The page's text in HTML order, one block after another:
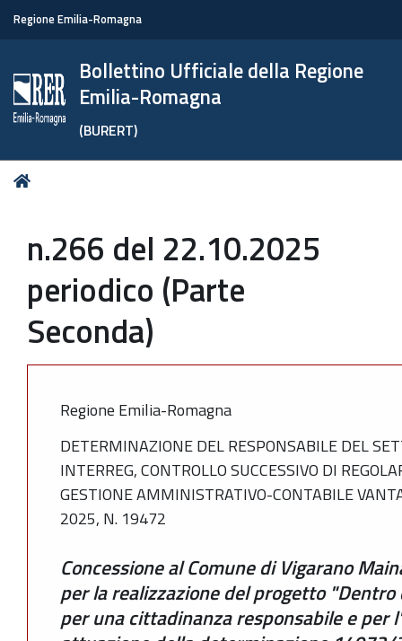
Regione Emilia-Romagna
Bollettino Ufficiale della Regione
Emilia-Romagna
(BURERT)
Tu
n.266 del 22.10.2025
periodico (Parte
Seconda)
Regione Emilia-Romagna
DETERMINAZIONE DEL RESPONSABILE DEL
INTERREG, CONTROLLO SUCCESSIVO DI
GESTIONE AMMINISTRATIVO-CONTABILE
2025, N. 19472
Concessione al Comune di Vigarano
per la realizzazione del progetto
per una cittadinanza responsabile e per